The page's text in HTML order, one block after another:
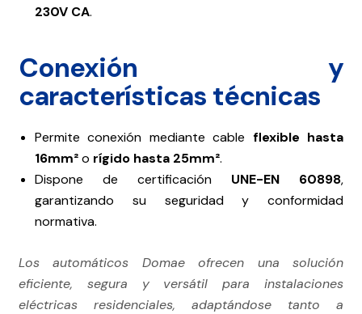
230V CA.
Conexión y
características técnicas
Permite conexión mediante cable flexible hasta
16mm²o rígido hasta 25mm².
Dispone de certificación UNE-EN 60898,
garantizando su seguridad y conformidad
normativa.
Los automáticos Domae ofrecen una solución
eficiente, segura y versátil para instalaciones
eléctricas residenciales, adaptándose tanto a